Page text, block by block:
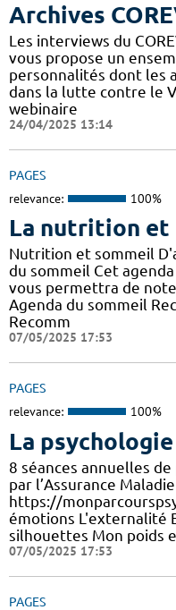
Archives
Les interviews du
vous propose un
personnalités dont les
dans la lutte contre le
webinaire
24/04/2025 13:14
PAGES
relevance: 100%
La nutrition et
Nutrition et sommeil
du sommeil Cet
vous permettra de
Agenda du sommeil
Recomm
07/05/2025 17:53
PAGES
relevance: 100%
La psychologie
8 séances annuelles
par l’Assurance Maladie
https://
émotions L'externalité
silhouettes Mon poids
07/05/2025 17:53
PAGES